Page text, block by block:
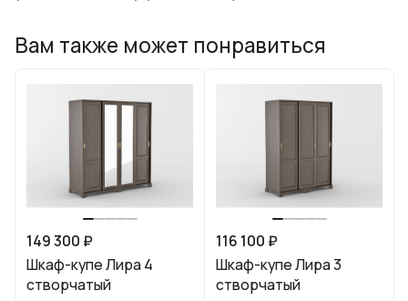
Вам также может понравиться
149 300 ₽
Шкаф-купе Лира 4
створчатый
116 100 ₽
Шкаф-купе Лира 3
створчатый